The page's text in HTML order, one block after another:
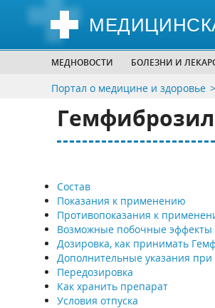
МЕДНОВОСТИ БОЛЕЗНИ И
Портал о медицине и здоровье
Состав
Показания к применению
Противопоказания к
Возможные побочные эффекты
Дозировка, как принимать
Дополнительные указания
Передозировка
Как хранить препарат
Условия отпуска